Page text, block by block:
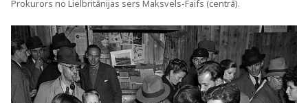
Prokurors no Lielbritānijas sers Maksvels-Faifs (centrā).